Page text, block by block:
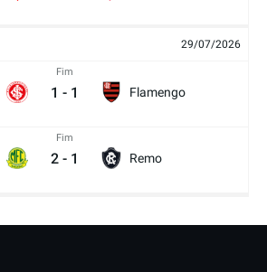
29/07/2026
Fim
1 - 1 Flamengo
Fim
2 - 1 Remo